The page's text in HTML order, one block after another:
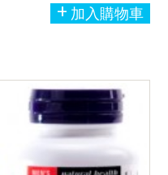
加入購物車